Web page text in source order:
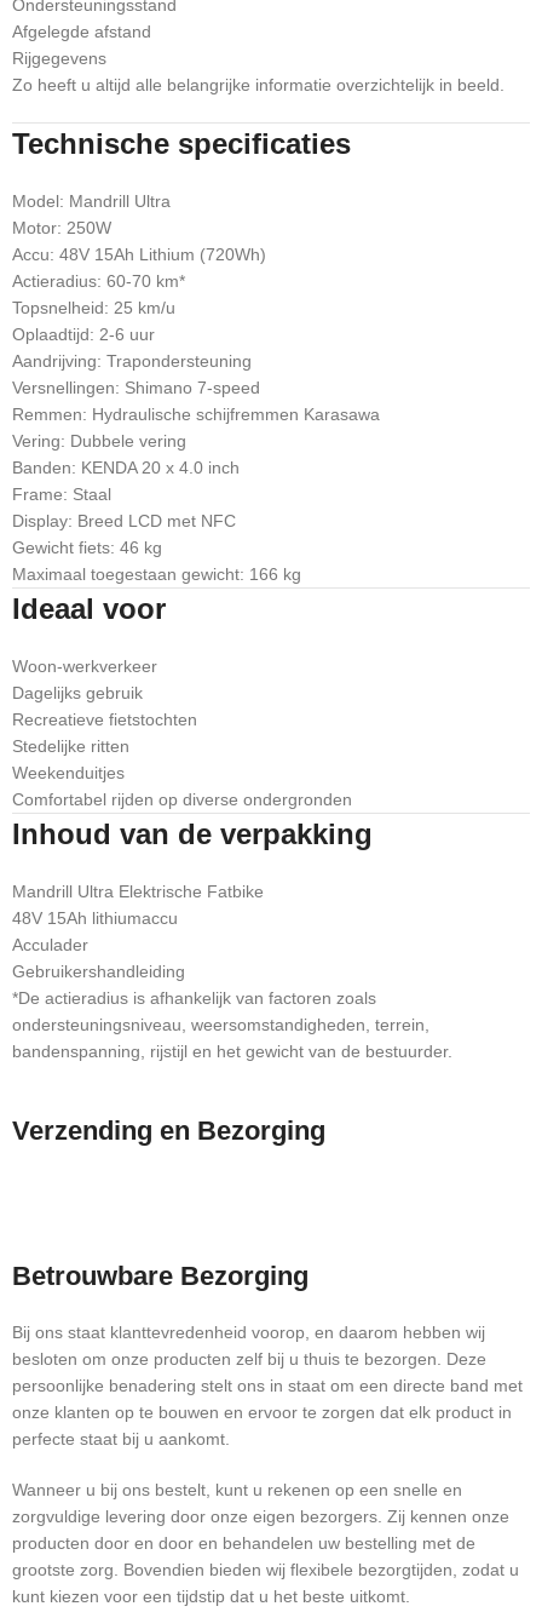
Ondersteuningsstand
Afgelegde afstand
Rijgegevens
Zo heeft u altijd alle belangrijke informatie overzichtelijk in beeld.
Technische specificaties
Model: Mandrill Ultra
Motor: 250W
Accu: 48V 15Ah Lithium (720Wh)
Actieradius: 60-70 km*
Topsnelheid: 25 km/u
Oplaadtijd: 2-6 uur
Aandrijving: Trapondersteuning
Versnellingen: Shimano 7-speed
Remmen: Hydraulische schijfremmen Karasawa
Vering: Dubbele vering
Banden: KENDA 20 x 4.0 inch
Frame: Staal
Display: Breed LCD met NFC
Gewicht fiets: 46 kg
Maximaal toegestaan gewicht: 166 kg
Ideaal voor
Woon-werkverkeer
Dagelijks gebruik
Recreatieve fietstochten
Stedelijke ritten
Weekenduitjes
Comfortabel rijden op diverse ondergronden
Inhoud van de verpakking
Mandrill Ultra Elektrische Fatbike
48V 15Ah lithiumaccu
Acculader
Gebruikershandleiding
*De actieradius is afhankelijk van factoren zoals
ondersteuningsniveau, weersomstandigheden, terrein,
bandenspanning, rijstijl en het gewicht van de bestuurder.
Verzending en Bezorging
Betrouwbare Bezorging
Bij ons staat klanttevredenheid voorop, en daarom hebben wij
besloten om onze producten zelf bij u thuis te bezorgen. Deze
persoonlijke benadering stelt ons in staat om een directe band met
onze klanten op te bouwen en ervoor te zorgen dat elk product in
perfecte staat bij u aankomt.
Wanneer u bij ons bestelt, kunt u rekenen op een snelle en
zorgvuldige levering door onze eigen bezorgers. Zij kennen onze
producten door en door en behandelen uw bestelling met de
grootste zorg. Bovendien bieden wij flexibele bezorgtijden, zodat u
kunt kiezen voor een tijdstip dat u het beste uitkomt.